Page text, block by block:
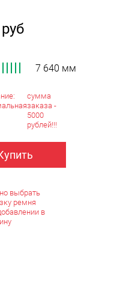
руб
7 640 мм
сумма
заказа -
5000
рублей!!!
выбрать
ремня
в